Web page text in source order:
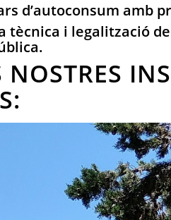
d’autoconsum amb
i legalització